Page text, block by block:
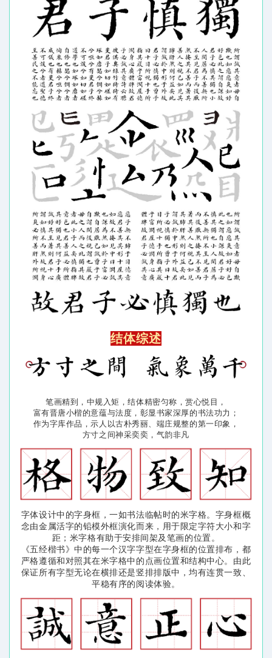
结体综述
笔画精到，中规入矩，结体精密匀称，赏心悦目，
富有晋唐小楷的意蕴与法度，彰显书家深厚的书法功力；
作为字库作品，示人以古朴秀丽、端庄规整的第一印象，
方寸之间神采奕奕，气韵非凡
字体设计中的字身框，一如书法临帖时的米字格。字身框概
念由金属活字的铅模外框演化而来，用于限定字符大小和字
距；米字格有助于安排间架及笔画的位置。
《五经楷书》中的每一个汉字字型在字身框的位置排布，都
严格遵循和对照其在米字格中的点画位置和结构中心。由此
保证所有字型无论在横排还是竖排排版中，均有连贯一致、
平稳有序的阅读体验。